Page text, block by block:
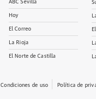
ABC Sevilla
Hoy
El Correo
La Rioja
El Norte de Castilla
Condiciones de uso Política de